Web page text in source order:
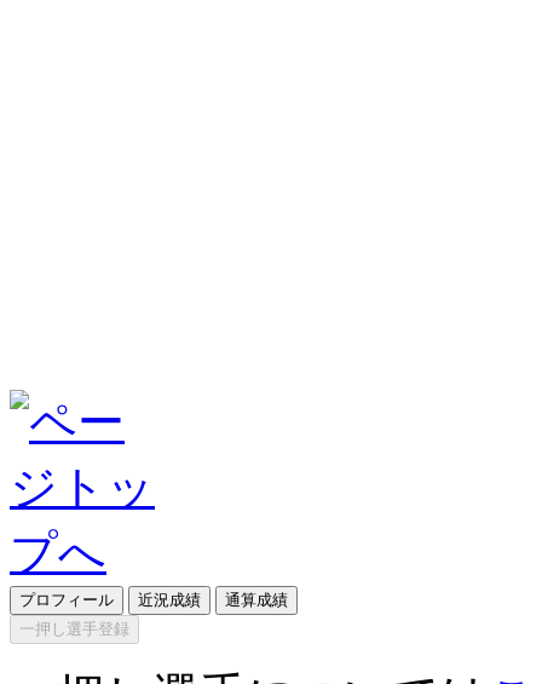
プロフィール 近況成績
通算成績
一押し選手登録